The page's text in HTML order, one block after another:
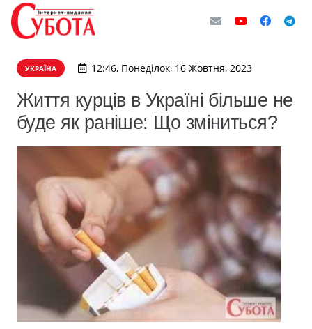
УКРАЇНА 12:46, Понеділок, 16 Жовтня, 2023
Життя курців в Україні більше не
буде як раніше: Що зміниться?